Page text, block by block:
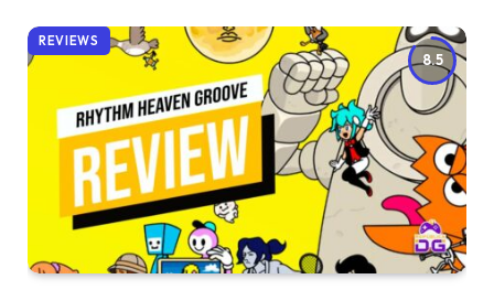
8.5
REVIEWS